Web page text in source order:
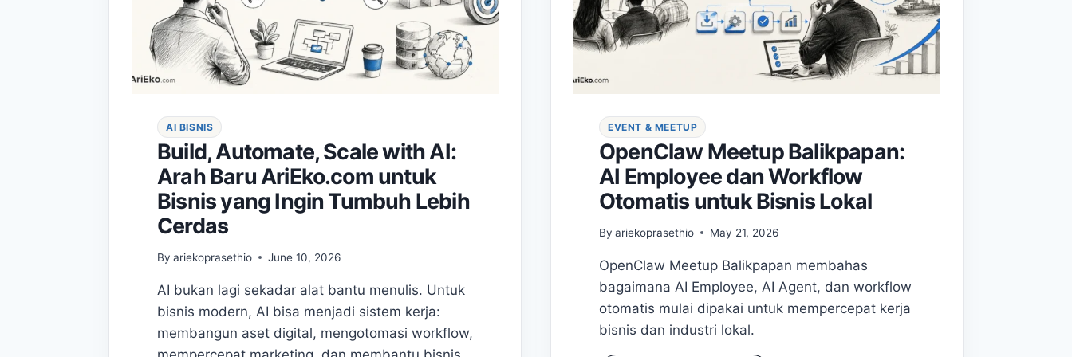
AI BISNIS
Build, Automate, Scale with AI:
Arah Baru AriEko.com untuk
Bisnis yang Ingin Tumbuh Lebih
Cerdas
By ariekoprasethio June 10, 2026
AI bukan lagi sekadar alat bantu menulis. Untuk
bisnis modern, AI bisa menjadi sistem kerja:
membangun aset digital, mengotomasi workflow,
EVENT & MEETUP
OpenClaw Meetup Balikpapan:
AI Employee dan Workflow
Otomatis untuk Bisnis Lokal
By ariekoprasethio May 21, 2026
OpenClaw Meetup Balikpapan membahas
bagaimana AI Employee, AI Agent, dan workflow
otomatis mulai dipakai untuk mempercepat kerja
bisnis dan industri lokal.